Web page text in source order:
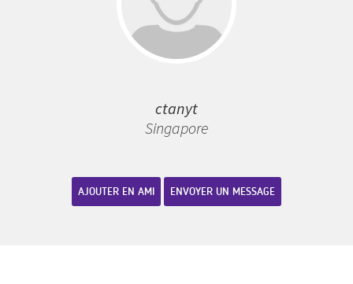
ctanyt
Singapore
AJOUTER EN AMI ENVOYER UN MESSAGE